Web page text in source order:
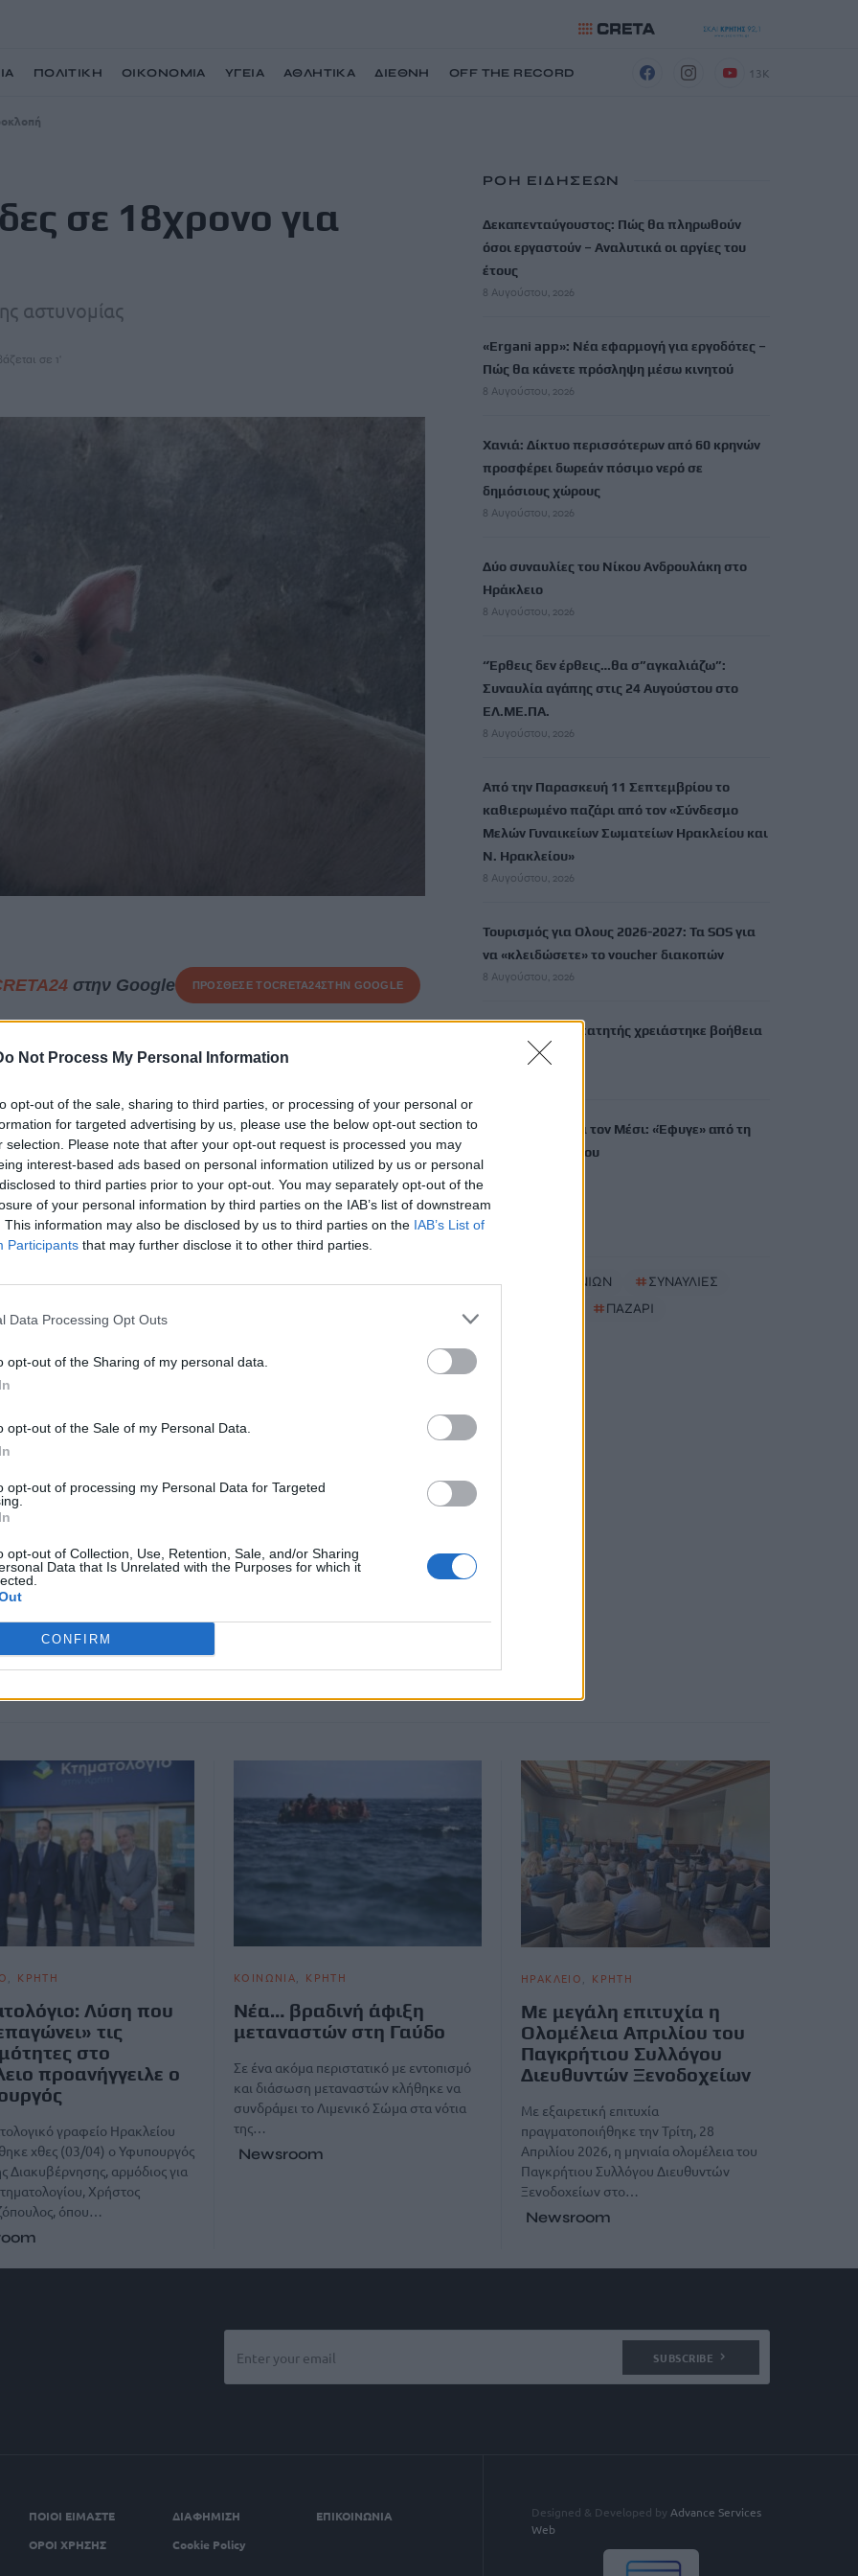
Not Process My Personal Information
opt-out of the sale, sharing to third parties, or processing of your personal or
for targeted advertising by us, please use the below opt-out section to
selection. Please note that after your opt-out request is processed you may
interest-based ads based on personal information utilized by us or personal
to third parties prior to your opt-out. You may separately opt-out of the
of your personal information by third parties on the IAB’s list of downstream
This information may also be disclosed by us to third parties on the IAB’s List of
Participants that may further disclose it to other third parties.
Data Processing Opt Outs
opt-out of the Sharing of my personal data.
opt-out of the Sale of my Personal Data.
opt-out of processing my Personal Data for Targeted
opt-out of Collection, Use, Retention, Sale, and/or Sharing
Data that Is Unrelated with the Purposes for which it
CONFIRM
ΠΟΛΙΤΙΚΗ ΟΙΚΟΝΟΜΙΑ ΥΓΕΙΑ ΑΘΛΗΤΙΚΑ ΔΙΕΘΝΗ OFF THE RECORD 13K
σε 18χρονο για
αστυνομίας
σε 1'
στην Google ΠΡΟΣΘΕΣΕ ΤΟCRETA24ΣΤΗΝ GOOGLE
23 Απριλίου από αστυνομικούς του Τμήματος
18χρονος κατηγορούμενος για παραβάσεις της
18χρονος την 22.04.2026 αφαίρεσε από αγρόκτημα
Από αστυνομικούς της ανωτέρω Υπηρεσίας
του σχηματίστηκε δικογραφία για παραβάσεις της
Τμήμα Μινώα Πεδιάδος.
Ευαγγελισμό πήρε η
25 Απριλίου, 2026
στην Google ΠΡΟΣΘΕΣΕ ΤΟ
ΡΟΗ ΕΙΔΗΣΕΩΝ
Δεκαπενταύγουστος: Πώς θα πληρωθούν
όσοι εργαστούν – Αναλυτικά οι αργίες του
έτους
8 Αυγούστου, 2026
«Ergani app»: Νέα εφαρμογή για εργοδότες –
Πώς θα κάνετε πρόσληψη μέσω κινητού
8 Αυγούστου, 2026
Χανιά: Δίκτυο περισσότερων από 60 κρηνών
προσφέρει δωρεάν πόσιμο νερό σε
δημόσιους χώρους
8 Αυγούστου, 2026
Δύο συναυλίες του Νίκου Ανδρουλάκη στο
Ηράκλειο
8 Αυγούστου, 2026
“Έρθεις δεν έρθεις…θα σ”αγκαλιάζω”:
Συναυλία αγάπης στις 24 Αυγούστου στο
ΕΛ.ΜΕ.ΠΑ.
8 Αυγούστου, 2026
Από την Παρασκευή 11 Σεπτεμβρίου το
καθιερωμένο παζάρι από τον «Σύνδεσμο
Μελών Γυναικείων Σωματείων Ηρακλείου και
Ν. Ηρακλείου»
8 Αυγούστου, 2026
Τουρισμός για Ολους 2026-2027: Τα SOS για
να «κλειδώσετε» το voucher διακοπών
8 Αυγούστου, 2026
Ηράκλειο: Περιπατητής χρειάστηκε βοήθεια
σε φαράγγι
Βαρύ πένθος για τον Μέσι: «Έφυγε» από τη
ζωή ο πατέρας του
# ΔΗΜΟΣ ΧΑΝΙΩΝ #ΣΥΝΑΥΛΙΕΣ
#ΠΑΖΑΡΙ
ΚΡΗΤΗ
Λύση που
τις
στο
προανήγγειλε ο
γραφείο Ηρακλείου
χθες (03/04) ο Υφυπουργός
Διακυβέρνησης, αρμόδιος για
Χρήστος
όπου…
ΚΟΙΝΩΝΙΑ ΚΡΗΤΗ
Νέα… βραδινή άφιξη
μεταναστών στη Γαύδο
Σε ένα ακόμα περιστατικό με εντοπισμό
και διάσωση μεταναστών κλήθηκε να
συνδράμει το Λιμενικό Σώμα στα νότια
της…
Newsroom
ΗΡΑΚΛΕΙΟ ΚΡΗΤΗ
Με μεγάλη επιτυχία η
Ολομέλεια Απριλίου του
Παγκρήτιου Συλλόγου
Διευθυντών Ξενοδοχείων
Με εξαιρετική επιτυχία
πραγματοποιήθηκε την Τρίτη, 28
Απριλίου 2026, η μηνιαία ολομέλεια του
Παγκρήτιου Συλλόγου Διευθυντών
Ξενοδοχείων στο…
Newsroom
SUBSCRIBE
ΠΟΙΟΙ ΕΙΜΑΣΤΕ ΔΙΑΦΗΜΙΣΗ
ΕΠΙΚΟΙΝΩΝΙΑ
ΟΡΟΙ ΧΡΗΣΗΣ
Cookie Policy
Designed & Developed by Advance Services
Web